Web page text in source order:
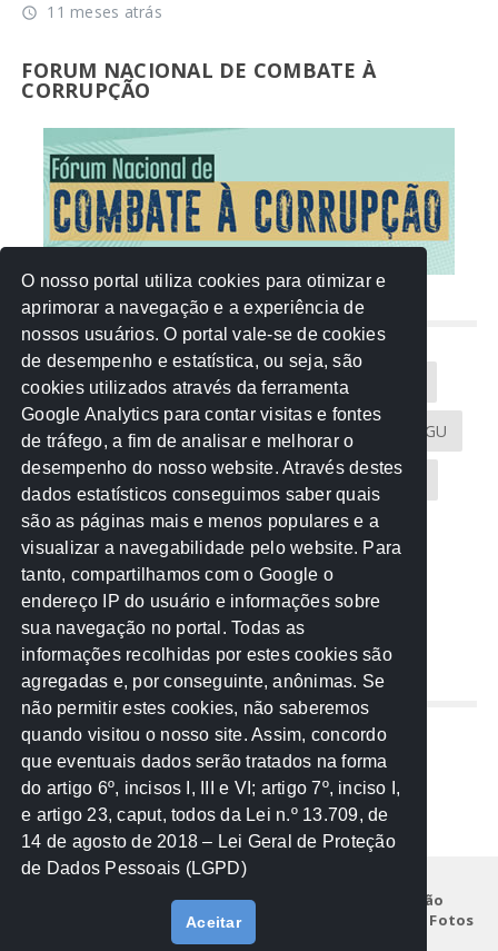
access_time 11 meses atrás
FORUM NACIONAL DE COMBATE À
CORRUPÇÃO
NUVEM DE TAGS
Acontece na Rede AGU AMM
Atricon Audicom CAU-MT CGU
CREA-MT Eventos MPC-MT MPE-MT
MPF Notícias PF PGE-MT PGR
Receita Federal Sem categoria
TCE-MT TCU TRE
REDE NOS ESTADOS
Mato Grosso do Sul
Paraná
Nacional
Institucional
Legislação
Notícias
Galeria de Fotos
Fale Conosco
O nosso portal utiliza cookies para otimizar e
aprimorar a navegação e a experiência de
nossos usuários. O portal vale-se de cookies
de desempenho e estatística, ou seja, são
cookies utilizados através da ferramenta
Google Analytics para contar visitas e fontes
de tráfego, a fim de analisar e melhorar o
desempenho do nosso website. Através destes
dados estatísticos conseguimos saber quais
são as páginas mais e menos populares e a
visualizar a navegabilidade pelo website. Para
tanto, compartilhamos com o Google o
endereço IP do usuário e informações sobre
sua navegação no portal. Todas as
informações recolhidas por estes cookies são
agregadas e, por conseguinte, anônimas. Se
não permitir estes cookies, não saberemos
quando visitou o nosso site. Assim, concordo
que eventuais dados serão tratados na forma
do artigo 6º, incisos I, III e VI; artigo 7º, inciso I,
e artigo 23, caput, todos da Lei n.º 13.709, de
14 de agosto de 2018 – Lei Geral de Proteção
de Dados Pessoais (LGPD)
Aceitar